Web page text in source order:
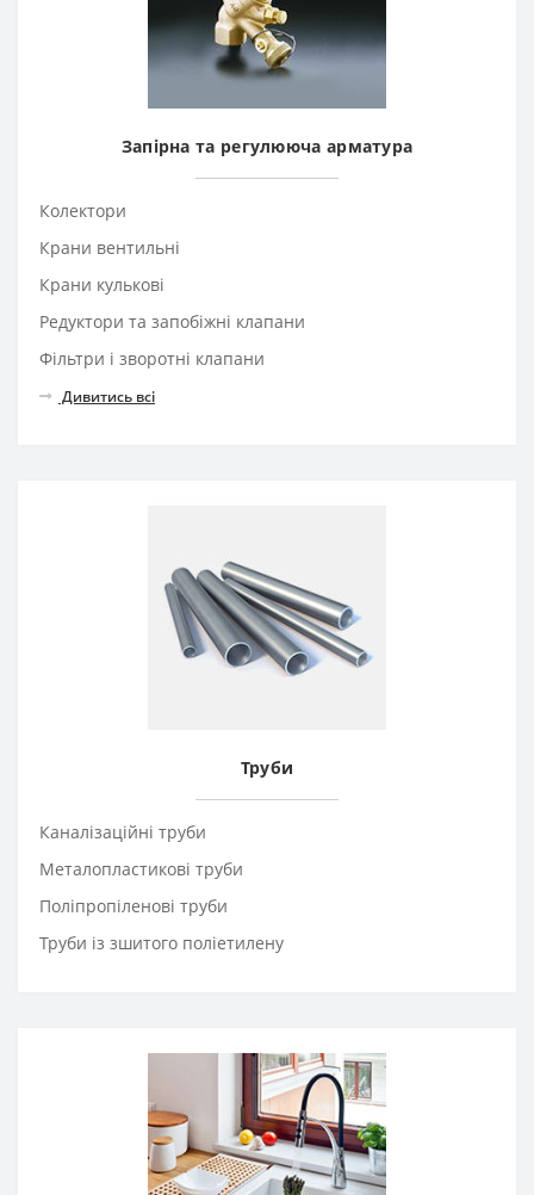
Запірна та регулююча арматура
Колектори
Крани вентильні
Крани кулькові
Редуктори та запобіжні клапани
Фільтри і зворотні клапани
Дивитись всі
Труби
Каналізаційні труби
Металопластикові труби
Поліпропіленові труби
Труби із зшитого поліетилену